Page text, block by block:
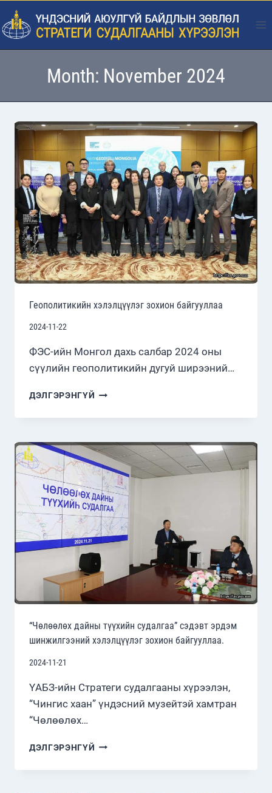
Skip
to
content
Month: November 2024
Геополитикийн хэлэлцүүлэг зохион байгууллаа
2024-11-22
ФЭС-ийн Монгол дахь салбар 2024 оны
сүүлийн геополитикийн дугуй ширээний…
ДЭЛГЭРЭНГҮЙ ГЕОПОЛИТИКИЙН
ЗОХИОН
“Чөлөөлөх дайны түүхийн судалгаа” сэдэвт эрдэм
шинжилгээний хэлэлцүүлэг зохион байгууллаа.
2024-11-21
ҮАБЗ-ийн Стратеги судалгааны хүрээлэн,
“Чингис хаан” үндэсний музейтэй хамтран
“Чөлөөлөх…
ДЭЛГЭРЭНГҮЙ “ЧӨЛӨӨЛӨХ
ТҮҮХИЙН